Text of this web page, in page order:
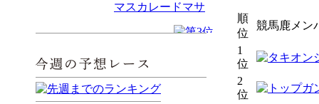
マスカレードマサ
順
位
競馬鹿メン
1
位
2
位